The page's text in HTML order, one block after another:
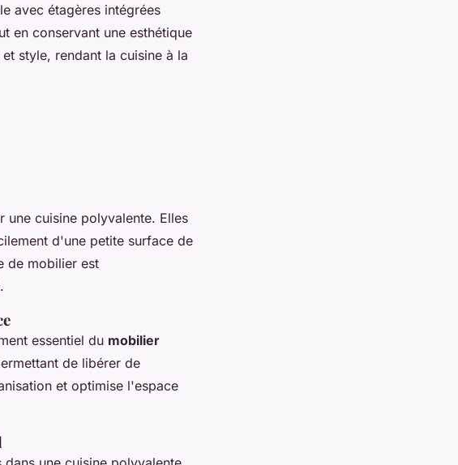
avec étagères intégrées
en conservant une esthétique
style, rendant la cuisine à la
une cuisine polyvalente. Elles
d'une petite surface de
de mobilier est
essentiel du mobilier
de libérer de
et optimise l'espace